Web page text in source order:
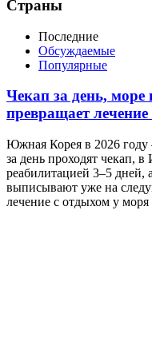
Страны
Последние
Обсуждаемые
Популярные
Чекап за день,
превращает
Южная Корея в 2026
за день проходят чекап,
реабилитацией 3–5 дней,
выписывают уже на
лечение с отдыхом у